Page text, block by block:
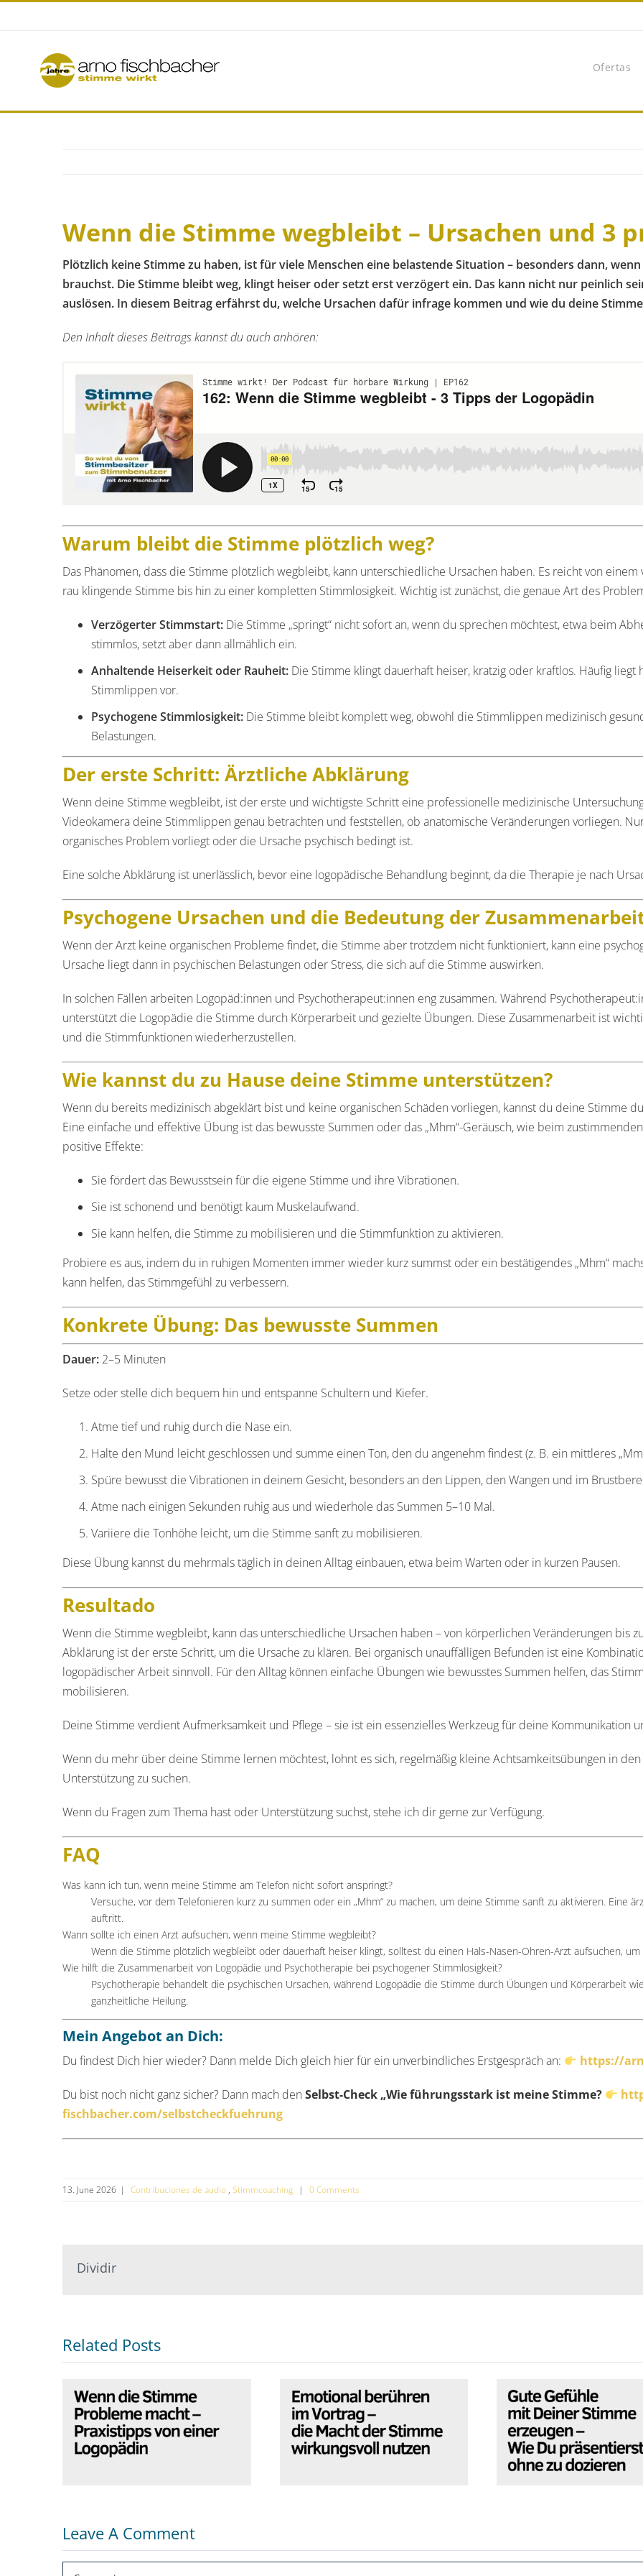
Ofertas
Wenn die Stimme wegbleibt – Ursachen und 3
Plötzlich keine Stimme zu haben, ist für viele Menschen eine belastende Situation – besonders dann,
brauchst. Die Stimme bleibt weg, klingt heiser oder setzt erst verzögert ein. Das kann nicht nur peinlich
auslösen. In diesem Beitrag erfährst du, welche Ursachen dafür infrage kommen und wie du deine
Den Inhalt dieses Beitrags kannst du auch anhören:
Warum bleibt die Stimme plötzlich weg?
Das Phänomen, dass die Stimme plötzlich wegbleibt, kann unterschiedliche Ursachen haben. Es reicht von
rau klingende Stimme bis hin zu einer kompletten Stimmlosigkeit. Wichtig ist zunächst, die genaue Art des
Verzögerter Stimmstart: Die Stimme „springt“ nicht sofort an, wenn du sprechen möchtest, etwa beim
stimmlos, setzt aber dann allmählich ein.
Anhaltende Heiserkeit oder Rauheit: Die Stimme klingt dauerhaft heiser, kratzig oder kraftlos. Häufig
Stimmlippen vor.
Psychogene Stimmlosigkeit: Die Stimme bleibt komplett weg, obwohl die Stimmlippen medizinisch
Belastungen.
Der erste Schritt: Ärztliche Abklärung
Wenn deine Stimme wegbleibt, ist der erste und wichtigste Schritt eine professionelle medizinische
Videokamera deine Stimmlippen genau betrachten und feststellen, ob anatomische Veränderungen vorliegen.
organisches Problem vorliegt oder die Ursache psychisch bedingt ist.
Eine solche Abklärung ist unerlässlich, bevor eine logopädische Behandlung beginnt, da die Therapie je nach
Psychogene Ursachen und die Bedeutung der
Wenn der Arzt keine organischen Probleme findet, die Stimme aber trotzdem nicht funktioniert, kann eine
Ursache liegt dann in psychischen Belastungen oder Stress, die sich auf die Stimme auswirken.
In solchen Fällen arbeiten Logopäd:innen und Psychotherapeut:innen eng zusammen. Während
unterstützt die Logopädie die Stimme durch Körperarbeit und gezielte Übungen. Diese Zusammenarbeit ist
und die Stimmfunktionen wiederherzustellen.
Wie kannst du zu Hause deine Stimme unterstützen?
Wenn du bereits medizinisch abgeklärt bist und keine organischen Schäden vorliegen, kannst du deine Stimme
Eine einfache und effektive Übung ist das bewusste Summen oder das „Mhm“-Geräusch, wie beim
positive Effekte:
Sie fördert das Bewusstsein für die eigene Stimme und ihre Vibrationen.
Sie ist schonend und benötigt kaum Muskelaufwand.
Sie kann helfen, die Stimme zu mobilisieren und die Stimmfunktion zu aktivieren.
Probiere es aus, indem du in ruhigen Momenten immer wieder kurz summst oder ein bestätigendes „Mhm“
kann helfen, das Stimmgefühl zu verbessern.
Konkrete Übung: Das bewusste Summen
Dauer: 2–5 Minuten
Setze oder stelle dich bequem hin und entspanne Schultern und Kiefer.
Atme tief und ruhig durch die Nase ein.
Halte den Mund leicht geschlossen und summe einen Ton, den du angenehm findest (z. B. ein mittleres
Spüre bewusst die Vibrationen in deinem Gesicht, besonders an den Lippen, den Wangen und im
Atme nach einigen Sekunden ruhig aus und wiederhole das Summen 5–10 Mal.
Variiere die Tonhöhe leicht, um die Stimme sanft zu mobilisieren.
Diese Übung kannst du mehrmals täglich in deinen Alltag einbauen, etwa beim Warten oder in kurzen Pausen.
Resultado
Wenn die Stimme wegbleibt, kann das unterschiedliche Ursachen haben – von körperlichen Veränderungen bis
Abklärung ist der erste Schritt, um die Ursache zu klären. Bei organisch unauffälligen Befunden ist eine
logopädischer Arbeit sinnvoll. Für den Alltag können einfache Übungen wie bewusstes Summen helfen, das
mobilisieren.
Deine Stimme verdient Aufmerksamkeit und Pflege – sie ist ein essenzielles Werkzeug für deine Kommunikation
Wenn du mehr über deine Stimme lernen möchtest, lohnt es sich, regelmäßig kleine Achtsamkeitsübungen in
Unterstützung zu suchen.
Wenn du Fragen zum Thema hast oder Unterstützung suchst, stehe ich dir gerne zur Verfügung.
FAQ
Was kann ich tun, wenn meine Stimme am Telefon nicht sofort anspringt?
Versuche, vor dem Telefonieren kurz zu summen oder ein „Mhm“ zu machen, um deine Stimme sanft zu aktivieren. Eine
auftritt.
Wann sollte ich einen Arzt aufsuchen, wenn meine Stimme wegbleibt?
Wenn die Stimme plötzlich wegbleibt oder dauerhaft heiser klingt, solltest du einen Hals-Nasen-Ohren-Arzt aufsuchen,
Wie hilft die Zusammenarbeit von Logopädie und Psychotherapie bei psychogener Stimmlosigkeit?
Psychotherapie behandelt die psychischen Ursachen, während Logopädie die Stimme durch Übungen und Körperarbeit
ganzheitliche Heilung.
Mein Angebot an Dich:
Du findest Dich hier wieder? Dann melde Dich gleich hier für ein unverbindliches Erstgespräch an: https://
Du bist noch nicht ganz sicher? Dann mach den Selbst-Check „Wie führungsstark ist meine Stimme?
fischbacher.com/selbstcheckfuehrung
13. June 2026 | Contribuciones de audio, Stimmcoaching | 0 Comments
Dividir
Related Posts
Wenn die Stimme
Probleme macht –
Praxistipps von einer
Emotional berühren im
Vortrag – die Macht der
Stimme wirkungsvoll
Gute Gefühle mit
Stimme erzeugen –
Du präsentierst ohne
dozieren
Leave A Comment